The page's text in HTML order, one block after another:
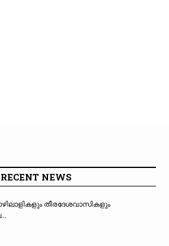
RECENT NEWS
തീരദേശവാസികളും